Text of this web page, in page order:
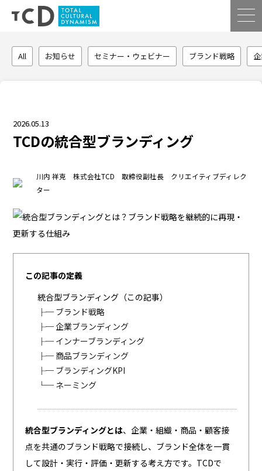
All お知らせ セミナー・ウェビナー ブランド戦略
2026.05.13
TCDの統合型ブランディング
川内 祥克 株式会社TCD 取締役副社長 クリエイティブディレク
ター
この記事の定義
統合型ブランディング（この記事）
├─ ブランド戦略
├─企業ブランディング
├─ インナーブランディング
├─ 商品ブランディング
├─ ブランディングKPI
└─ ネーミング
統合型ブランディングとは、企業・組織・商品・顧客接
点を共通のブランド戦略で接続し、ブランド全体を一貫
して設計・実行・評価・更新する考え方です。TCDで